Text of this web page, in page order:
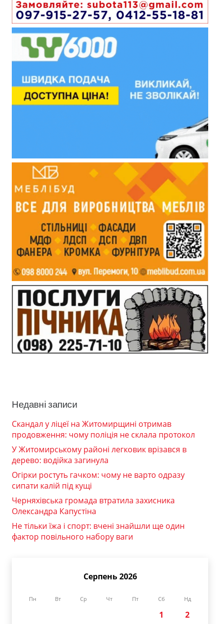
Недавні записи
Скандал у ліцеї на Житомирщині отримав
продовження: чому поліція не склала протокол
У Житомирському районі легковик врізався в
дерево: водійка загинула
Огірки ростуть гачком: чому не варто одразу
сипати калій під кущі
Черняхівська громада втратила захисника
Олександра Капустіна
Не тільки їжа і спорт: вчені знайшли ще один
фактор повільного набору ваги
Серпень 2026
Пн Вт Ср Чт Пт Сб Нд
1
2